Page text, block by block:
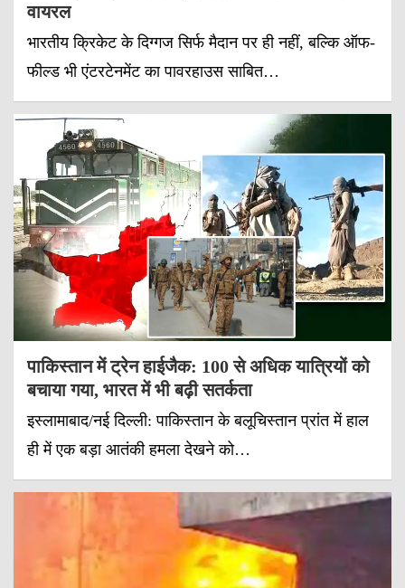
वायरल
भारतीय क्रिकेट के दिग्गज सिर्फ मैदान पर ही नहीं, बल्कि ऑफ-
फील्ड भी एंटरटेनमेंट का पावरहाउस साबित…
पाकिस्तान में ट्रेन हाईजैक: 100 से अधिक यात्रियों को
बचाया गया, भारत में भी बढ़ी सतर्कता
इस्लामाबाद/नई दिल्ली: पाकिस्तान के बलूचिस्तान प्रांत में हाल
ही में एक बड़ा आतंकी हमला देखने को…